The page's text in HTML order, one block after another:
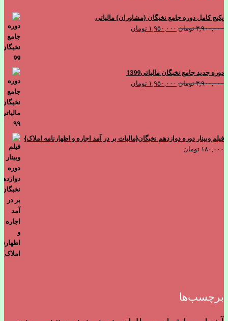
پکیج کامل دوره جامع نخبگان (مشاوران) مالیاتی
۳,۹۰۰,۰۰۰ تومان قیمت
۱,۹۵۰,۰۰۰ تومان
دوره جدید جامع نخبگان مالیاتی1399
۳,۹۰۰,۰۰۰ تومان قیمت
۱,۹۵۰,۰۰۰ تومان
فیلم وبینار دوره دوازدهم نخبگان{مالیات بر در آمد اجاره و اظهارنامه املاک}
۱۸۰,۰۰۰ تومان
برچسب‌ها